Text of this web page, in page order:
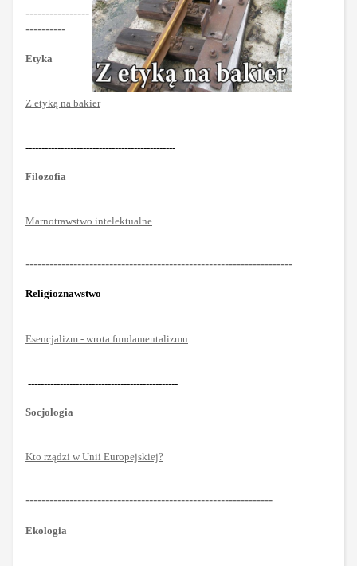
----------------
----------
Etyka
Z etyką na bakier
-----------------------------------------------
Filozofia
Marnotrawstwo intelektualne
-------------------------------------------------------------------
Religioznawstwo
Esencjalizm - wrota fundamentalizmu
-----------------------------------------------
Socjologia
Kto rządzi w Unii Europejskiej?
--------------------------------------------------------------
Ekologia